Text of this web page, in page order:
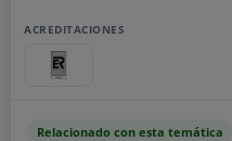
ACREDITACIONES
Relacionado con esta temática